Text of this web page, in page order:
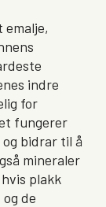
emalje,
indre
for
fungerer
bidrar til å
mineraler
plakk
de